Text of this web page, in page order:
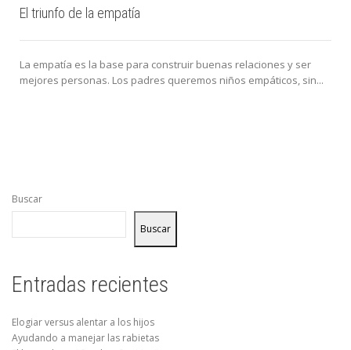
El triunfo de la empatía
La empatía es la base para construir buenas relaciones y ser
mejores personas. Los padres queremos niños empáticos, sin...
Buscar
Buscar
Entradas recientes
Elogiar versus alentar a los hijos
Ayudando a manejar las rabietas